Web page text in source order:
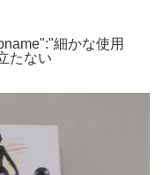
細かな使用
たない